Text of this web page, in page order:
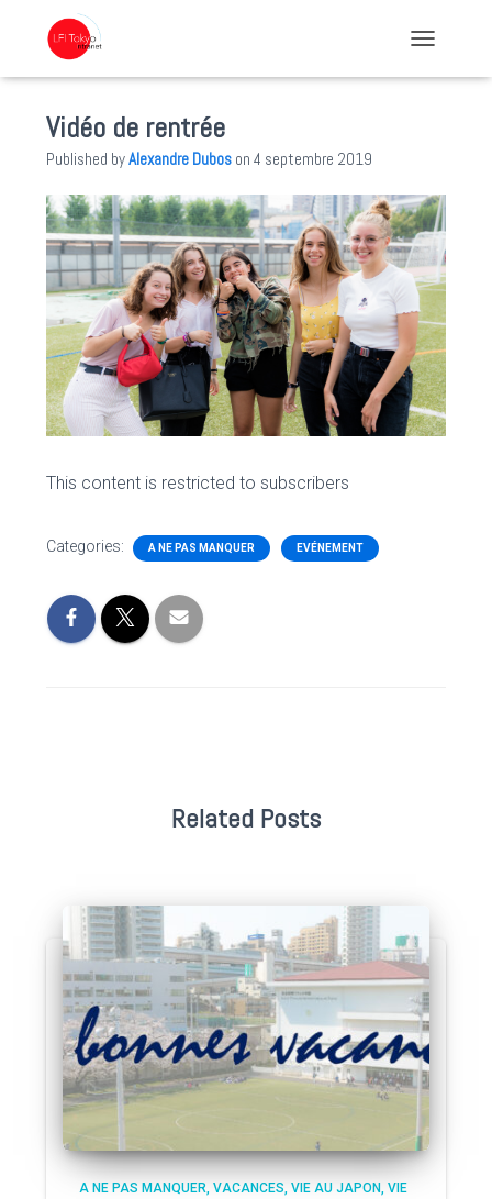
Vidéo de rentrée
Published byAlexandre Dubos on 4 septembre 2019
This content is restricted to subscribers
Categories: A NE PAS MANQUER EVÉNEMENT
Related Posts
A NE PAS MANQUER VACANCES VIE AU JAPON VIE